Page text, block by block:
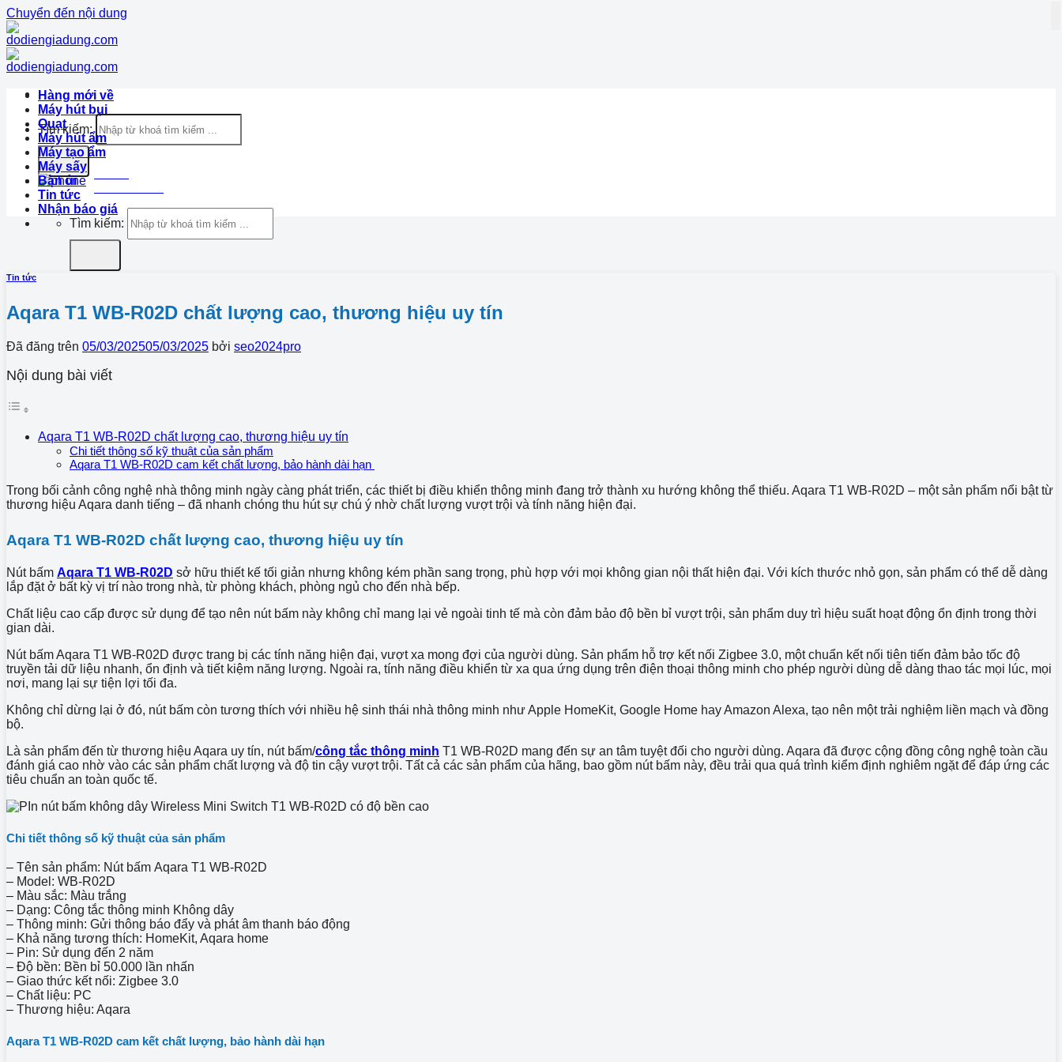
Chuyển đến nội dung
Tìm kiếm:
Tìm kiếm:
Hàng mới về
Máy hút bụi
Quạt
Máy hút ẩm
Máy tạo ẩm
Máy sấy
Bàn ủi
Tin tức
Nhận báo giá
Tin tức
Aqara T1 WB-R02D chất lượng cao, thương hiệu uy tín
Đã đăng trên 05/03/202505/03/2025 bởi seo2024pro
Nội dung bài viết
Aqara T1 WB-R02D chất lượng cao, thương hiệu uy tín
Chi tiết thông số kỹ thuật của sản phẩm
Aqara T1 WB-R02D cam kết chất lượng, bảo hành dài hạn
Trong bối cảnh công nghệ nhà thông minh ngày càng phát triển, các thiết bị điều khiển thông minh đang trở thành xu hướng không thể thiếu. Aqara T1 WB-R02D – một sản phẩm nổi bật từ
thương hiệu Aqara danh tiếng – đã nhanh chóng thu hút sự chú ý nhờ chất lượng vượt trội và tính năng hiện đại.
Aqara T1 WB-R02D chất lượng cao, thương hiệu uy tín
Nút bấm Aqara T1 WB-R02D sở hữu thiết kế tối giản nhưng không kém phần sang trọng, phù hợp với mọi không gian nội thất hiện đại. Với kích thước nhỏ gọn, sản phẩm có thể dễ dàng
lắp đặt ở bất kỳ vị trí nào trong nhà, từ phòng khách, phòng ngủ cho đến nhà bếp.
Chất liệu cao cấp được sử dụng để tạo nên nút bấm này không chỉ mang lại vẻ ngoài tinh tế mà còn đảm bảo độ bền bỉ vượt trội, sản phẩm duy trì hiệu suất hoạt động ổn định trong thời
gian dài.
Nút bấm Aqara T1 WB-R02D được trang bị các tính năng hiện đại, vượt xa mong đợi của người dùng. Sản phẩm hỗ trợ kết nối Zigbee 3.0, một chuẩn kết nối tiên tiến đảm bảo tốc độ
truyền tải dữ liệu nhanh, ổn định và tiết kiệm năng lượng. Ngoài ra, tính năng điều khiển từ xa qua ứng dụng trên điện thoại thông minh cho phép người dùng dễ dàng thao tác mọi lúc, mọi
nơi, mang lại sự tiện lợi tối đa.
Không chỉ dừng lại ở đó, nút bấm còn tương thích với nhiều hệ sinh thái nhà thông minh như Apple HomeKit, Google Home hay Amazon Alexa, tạo nên một trải nghiệm liền mạch và đồng
bộ.
Là sản phẩm đến từ thương hiệu Aqara uy tín, nút bấm/công tắc thông minh T1 WB-R02D mang đến sự an tâm tuyệt đối cho người dùng. Aqara đã được cộng đồng công nghệ toàn cầu
đánh giá cao nhờ vào các sản phẩm chất lượng và độ tin cậy vượt trội. Tất cả các sản phẩm của hãng, bao gồm nút bấm này, đều trải qua quá trình kiểm định nghiêm ngặt để đáp ứng các
tiêu chuẩn an toàn quốc tế.
Chi tiết thông số kỹ thuật của sản phẩm
– Tên sản phẩm: Nút bấm Aqara T1 WB-R02D
– Model: WB-R02D
– Màu sắc: Màu trắng
– Dạng: Công tắc thông minh Không dây
– Thông minh: Gửi thông báo đẩy và phát âm thanh báo động
– Khả năng tương thích: HomeKit, Aqara home
– Pin: Sử dụng đến 2 năm
– Độ bền: Bền bỉ 50.000 lần nhấn
– Giao thức kết nối: Zigbee 3.0
– Chất liệu: PC
– Thương hiệu: Aqara
Aqara T1 WB-R02D cam kết chất lượng, bảo hành dài hạn